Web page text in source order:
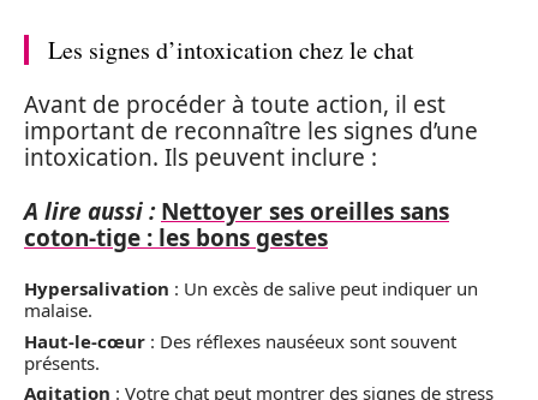
Les signes d’intoxication chez le chat
Avant de procéder à toute action, il est
important de reconnaître les signes d’une
intoxication. Ils peuvent inclure :
A lire aussi : Nettoyer ses oreilles sans
coton-tige : les bons gestes
Hypersalivation : Un excès de salive peut indiquer un
malaise.
Haut-le-cœur : Des réflexes nauséeux sont souvent
présents.
Agitation : Votre chat peut montrer des signes de stress